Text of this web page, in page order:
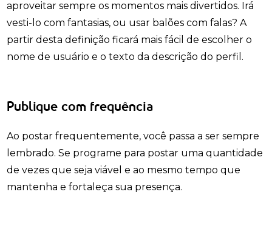
aproveitar sempre os momentos mais divertidos. Irá
vesti-lo com fantasias, ou usar balões com falas? A
partir desta definição ficará mais fácil de escolher o
nome de usuário e o texto da descrição do perfil.
Publique com frequência
Ao postar frequentemente, você passa a ser sempre
lembrado. Se programe para postar uma quantidade
de vezes que seja viável e ao mesmo tempo que
mantenha e fortaleça sua presença.